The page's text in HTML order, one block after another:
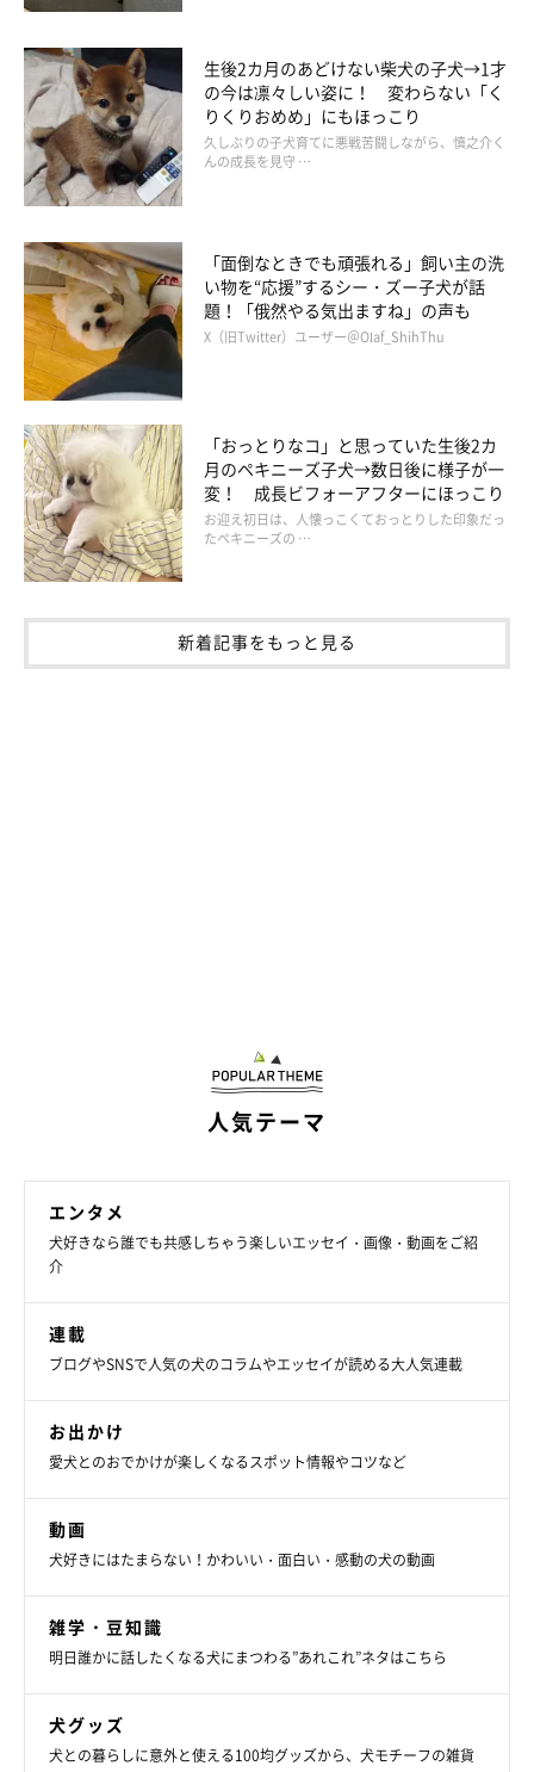
飼い主さん：
「『落ちてる』『会社に“休みます”の連絡をしよう』などのコメ
ントいただきました。たしかに『出勤を阻止しているのかな？』
なんてことも考えてしまいました」
飼い主さんを見あげるグリコちゃん
最後に、飼い主さんのグリコちゃんに対する思いをお聞きしまし
た。
飼い主さん：
ところを含めて、そのすべてが愛おしいです」
とってもかわいいグリコちゃん。今日も玄関で眠って、出勤前の
飼い主さんの心を揺さぶっていることでしょう。
写真提供・取材協力／
取材・文／小崎華
生後2カ月のあどけない柴犬の子犬→1才
の今は凛々しい姿に！ 変わらない「く
りくりおめめ」にもほっこり
久しぶりの子犬育てに悪戦苦闘しながら、慎之介く
んの成長を見守 …
「面倒なときでも頑張れる」飼い主の洗
い物を“応援”するシー・ズー子犬が話
題！「俄然やる気出ますね」の声も
X（旧Twitter）ユーザー＠Olaf_ShihThu
「おっとりなコ」と思っていた生後2カ
月のペキニーズ子犬→数日後に様子が一
変！ 成長ビフォーアフターにほっこり
お迎え初日は、人懐っこくておっとりした印象だっ
たペキニーズの …
新着記事をもっと見る
人気テーマ
エンタメ
犬好きなら誰でも共感しちゃう楽しいエッセイ・画像・動画をご紹
介
連載
ブログやSNSで人気の犬のコラムやエッセイが読める大人気連載
お出かけ
愛犬とのおでかけが楽しくなるスポット情報やコツなど
動画
犬好きにはたまらない！かわいい・面白い・感動の犬の動画
雑学・豆知識
明日誰かに話したくなる犬にまつわる”あれこれ”ネタはこちら
犬グッズ
犬との暮らしに意外と使える100均グッズから、犬モチーフの雑貨